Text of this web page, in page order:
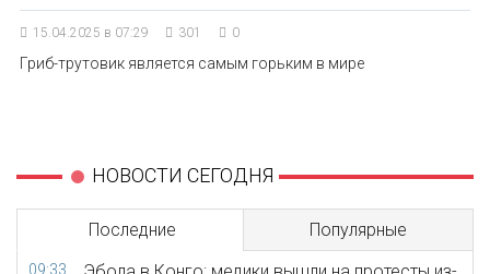
15.04.2025 в 07:29 301 0
Гриб-трутовик является самым горьким в мире
НОВОСТИ СЕГОДНЯ
Последние Популярные
09:33